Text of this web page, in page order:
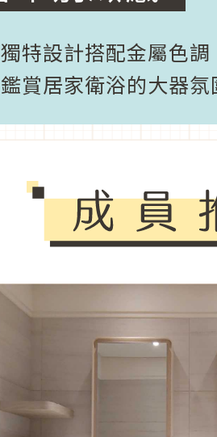
獨特設計搭配金屬色調
鑑賞居家衛浴的大器氛